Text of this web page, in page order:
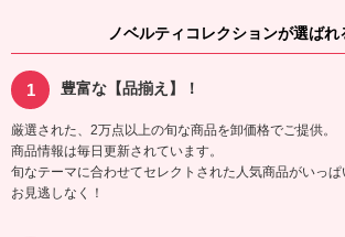
ノベルティコレクションが選ばれ
豊富な【品揃え】！
厳選された、2万点以上の旬な商品を卸価格でご提供。
商品情報は毎日更新されています。
旬なテーマに合わせてセレクトされた人気商品がいっ
お見逃しなく！